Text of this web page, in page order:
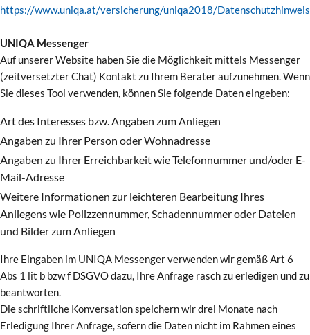
https://www.uniqa.at/versicherung/uniqa2018/
UNIQA Messenger
Auf unserer Website haben Sie die Möglichkeit mittels Messenger
(zeitversetzter Chat) Kontakt zu Ihrem Berater aufzunehmen. Wenn
Sie dieses Tool verwenden, können Sie folgende Daten eingeben:
Art des Interesses bzw. Angaben zum Anliegen
Angaben zu Ihrer Person oder Wohnadresse
Angaben zu Ihrer Erreichbarkeit wie Telefonnummer und/oder E-
Mail-Adresse
Weitere Informationen zur leichteren Bearbeitung Ihres
Anliegens wie Polizzennummer, Schadennummer oder Dateien
und Bilder zum Anliegen
Ihre Eingaben im UNIQA Messenger verwenden wir gemäß Art 6
Abs 1 lit b bzw f DSGVO dazu, Ihre Anfrage rasch zu erledigen und zu
beantworten.
Die schriftliche Konversation speichern wir drei Monate nach
Erledigung Ihrer Anfrage, sofern die Daten nicht im Rahmen eines